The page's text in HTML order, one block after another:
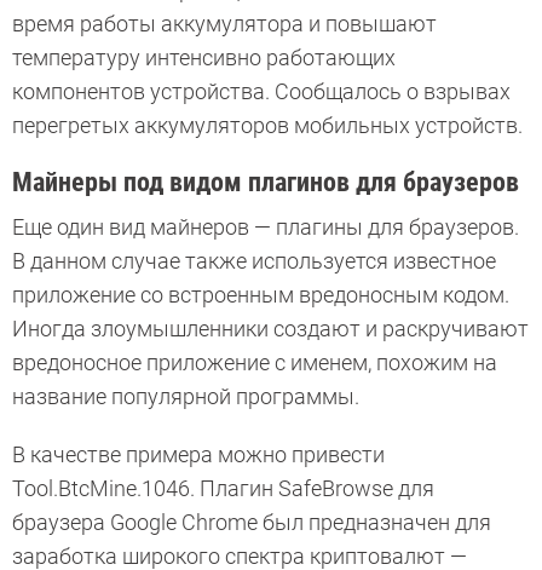
время работы аккумулятора и повышают
температуру интенсивно работающих
компонентов устройства. Сообщалось о взрывах
перегретых аккумуляторов мобильных устройств.
Майнеры под видом плагинов для браузеров
Еще один вид майнеров — плагины для браузеров.
В данном случае также используется известное
приложение со встроенным вредоносным кодом.
Иногда злоумышленники создают и раскручивают
вредоносное приложение с именем, похожим на
название популярной программы.
В качестве примера можно привести
Tool.BtcMine.1046. Плагин SafeBrowse для
браузера Google Chrome был предназначен для
заработка широкого спектра криптовалют —